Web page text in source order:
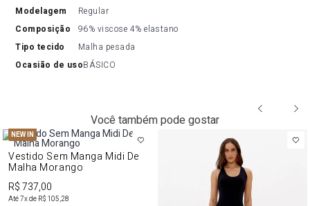
modelagem
Regular
composição
96% viscose 4% elastano
tipo tecido
Malha pesada
ocasião de usoBÁSICO
Você também pode gostar
NEW IN
Vestido Sem Manga Midi De
Malha Morango
R$ 737,00
Até7x de R$ 105,28